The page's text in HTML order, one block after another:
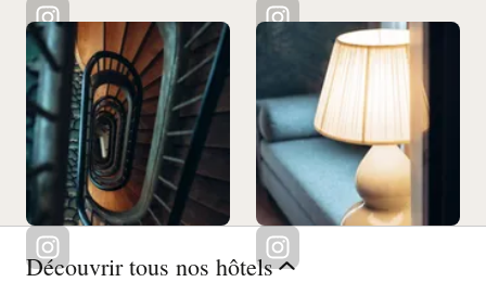
Découvrir tous nos hôtels